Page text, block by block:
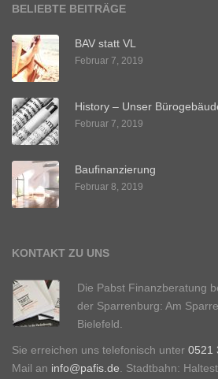
BELIEBTE BEITRÄGE
BAV statt VL
Februar 7, 2019
History – Unser
Februar 7, 2019
Baufinanzierung
Februar 8, 2019
KONTAKT ZU UNS
Die Pabst Finanzberatung
der Sparrenburg: Am
Bielefeld.
Sie erreichen uns telefonisch unter 0521
Mail an info@pafis.de . Stadtbahn: